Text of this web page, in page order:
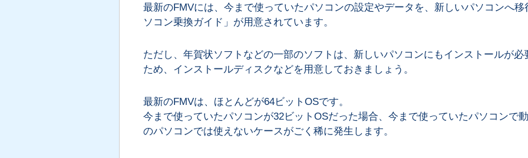
最新のFMVには、今まで使っていたパソコンの設定やデータを、新しいパソコンへ
ソコン乗換ガイド」が用意されています。
ただし、年賀状ソフトなどの一部のソフトは、新しいパソコンにもインストールが
ため、インストールディスクなどを用意しておきましょう。
最新のFMVは、ほとんどが64ビットOSです。
今まで使っていたパソコンが32ビットOSだった場合、今まで使っていたパソコンで
のパソコンでは使えないケースがごく稀に発生します。